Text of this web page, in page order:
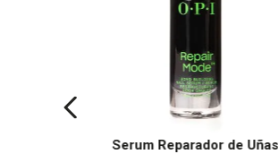
Serum Reparador de Uñas